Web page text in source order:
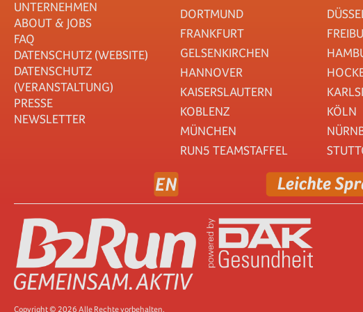
UNTERNEHMEN
ABOUT & JOBS
FAQ
DATENSCHUTZ (WEBSITE)
DATENSCHUTZ
(VERANSTALTUNG)
PRESSE
NEWSLETTER
DORTMUND
FRANKFURT
GELSENKIRCHEN
HANNOVER
KAISERSLAUTERN
KOBLENZ
KÖLN
MÜNCHEN
RUN5 TEAMSTAFFEL
Copyright © 2026 Alle Rechte vorbehalten.